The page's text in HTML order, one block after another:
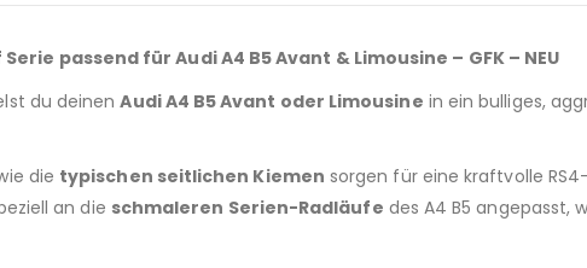
passend für Audi A4 B5 Avant & Limousine – GFK – NEU
du deinenAudi A4 B5 Avant oder Limousine in ein bulliges,
die typischen seitlichen Kiemen sorgen für eine kraftvolle
an die schmaleren Serien-Radläufe des A4 B5 angepasst,